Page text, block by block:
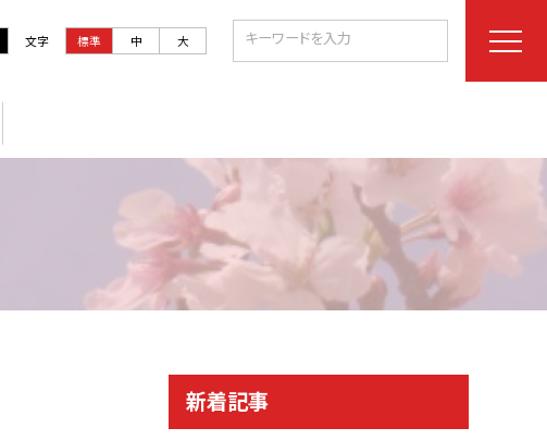
文字 標準 中 大
新着記事